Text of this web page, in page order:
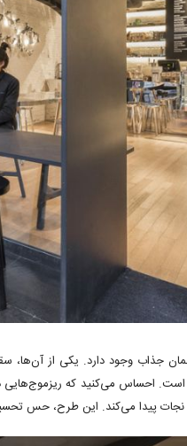
جذاب وجود دارد. یکی از
احساس می‌کنید که ریزموج‌هایی
پیدا می‌کند. این طرح، حس